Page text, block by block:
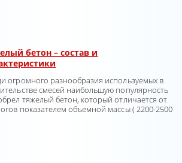
бетон – состав и
огромного разнообразия используемых в
смесей наибольшую популярность
тяжелый бетон, который отличается от
показателем объемной массы ( 2200-2500